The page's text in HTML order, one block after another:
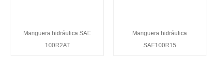
Manguera hidráulica SAE
100R2AT
Manguera hidráulica
SAE100R15